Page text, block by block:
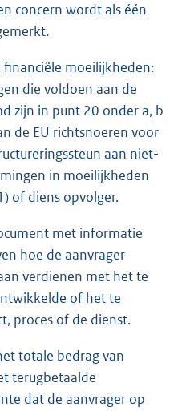
concern wordt als één
moeilijkheden:
die voldoen aan de
zijn in punt 20 onder a, b
de EU richtsnoeren voor
aan niet-
in moeilijkheden
of diens opvolger.
met informatie
hoe de aanvrager
verdienen met het te
of het te
proces of de dienst.
totale bedrag van
terugbetaalde
dat de aanvrager op